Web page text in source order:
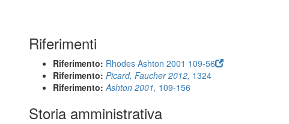
Riferimenti
Riferimento: Rhodes Ashton 2001 109-56
Riferimento: Picard, Faucher 2012, 1324
Riferimento:Ashton 2001, 109-156
Storia amministrativa